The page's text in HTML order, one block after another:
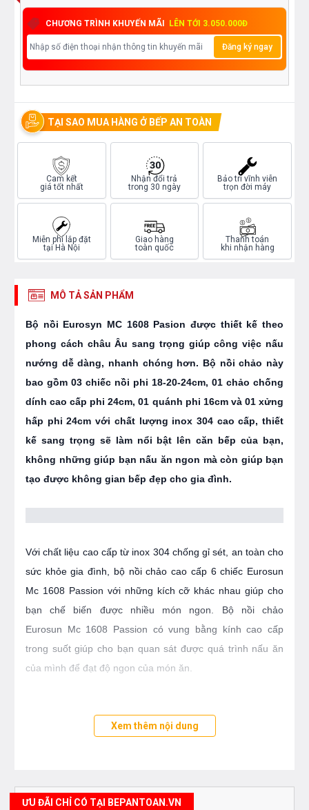
CHƯƠNG TRÌNH KHUYẾN MÃI LÊN TỚI 3.050.000Đ
Đăng ký ngay
TẠI SAO MUA HÀNG Ở BẾP AN TOÀN
Cam kết
giá tốt nhất
Nhận đổi trả
trong 30 ngày
Bảo trì vĩnh viễn
trọn đời máy
Miễn phí lắp đặt
tại Hà Nội
Giao hàng
toàn quốc
Thanh toán
khi nhận hàng
MÔ TẢ SẢN PHẨM
Bộ nồi Eurosyn MC 1608 Pasion được thiết kế theo
phong cách châu Âu sang trọng giúp công việc nấu
nướng dễ dàng, nhanh chóng hơn. Bộ nồi chảo này
bao gồm 03 chiếc nồi phi 18-20-24cm, 01 chảo chống
dính cao cấp phi 24cm, 01 quánh phi 16cm và 01 xửng
hấp phi 24cm với chất lượng inox 304 cao cấp, thiết
kế sang trọng sẽ làm nổi bật lên căn bếp của bạn,
không những giúp bạn nấu ăn ngon mà còn giúp bạn
tạo được không gian bếp đẹp cho gia đình.
Với chất liệu cao cấp từ inox 304 chống gỉ sét, an toàn cho
sức khỏe gia đình, bộ nồi chảo cao cấp 6 chiếc Eurosun
Mc 1608 Passion với những kích cỡ khác nhau giúp cho
bạn chế biến được nhiều món ngon. Bộ nồi chảo
Eurosun Mc 1608 Passion có vung bằng kính cao cấp
trong suốt giúp cho bạn quan sát được quá trình nấu ăn
của mình để đạt độ ngon của món ăn.
chiếc làm bằng inox 304 cao cấp, sáng bóng, không biến
Xem thêm nội dung
ƯU ĐÃI CHỈ CÓ TẠI BEPANTOAN.VN